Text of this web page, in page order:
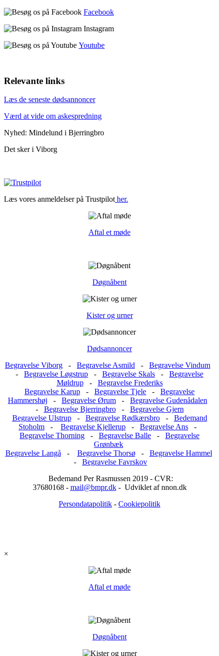
Facebook
Instagram
Youtube
Relevante links
Læs de seneste dødsannoncer
Værd at vide om askespredning
Nyhed: Mindelund i Bjerringbro
Det sker i Viborg
Læs vores anmeldelser på Trustpilot her.
Aftal et møde
Døgnåbent
Kister og urner
Dødsannoncer
Begravelse Viborg - Begravelse Asmild - Begravelse Vindum
- Begravelse Løgstrup - Begravelse Skals - Begravelse
Møldrup- Begravelse Frederiks
Begravelse Karup - Begravelse Tjele - Begravelse
Hammershøj - Begravelse Ørum - Begravelse Gudenådalen
- Begravelse Bjerringbro- Begravelse Gjern
Begravelse Ulstrup- Begravelse Rødkærsbro- Bedemand
Stoholm - Begravelse Kjellerup - Begravelse Ans -
Begravelse Thorning - Begravelse Balle - Begravelse
Grønbæk
Begravelse Langå - Begravelse Thorsø- Begravelse Hammel
- Begravelse Favrskov
Bedemand Per Rasmussen 2019 - CVR:
37680168 - mail@bmpr.dk- Udviklet af nnon.dk
Persondatapolitik - Cookiepolitik
×
Aftal et møde
Døgnåbent